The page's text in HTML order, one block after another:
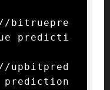
bitruepre
predicti
upbitpred
prediction